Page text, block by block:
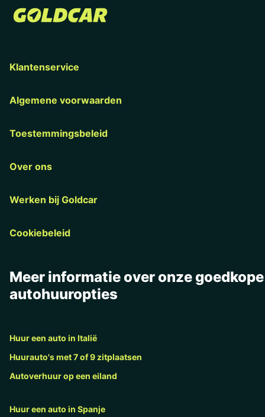
Klantenservice
Algemene voorwaarden
Toestemmingsbeleid
Over ons
Werken bij Goldcar
Cookiebeleid
Meer informatie over onze goedkope
autohuuropties
Huur een auto in Italië
Huurauto's met 7 of 9 zitplaatsen
Autoverhuur op een eiland
Huur een auto in Spanje